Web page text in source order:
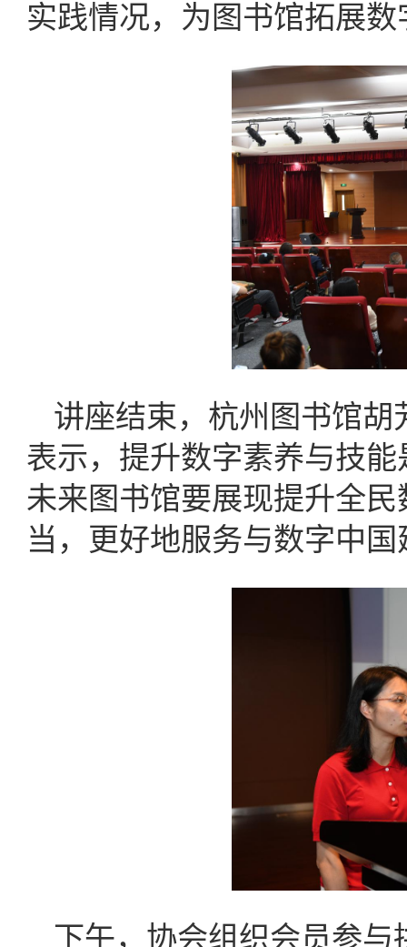
实践情况，为图书馆拓展
讲座结束，杭州图书馆
表示，提升数字素养与技能
未来图书馆要展现提升全
当，更好地服务与数字中
下午，协会组织会员参